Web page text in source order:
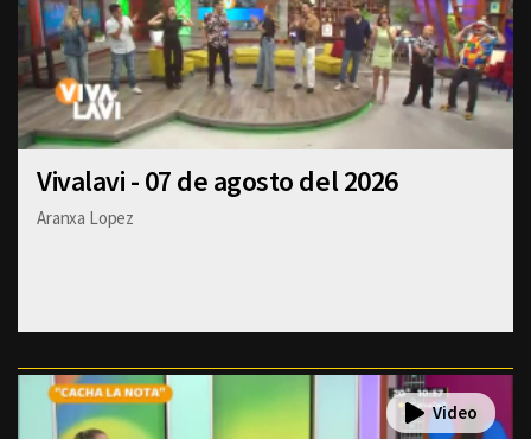
Vivalavi - 07 de agosto del 2026
Aranxa Lopez